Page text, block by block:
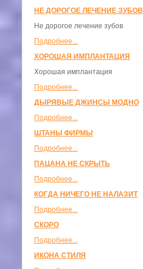
НЕ ДОРОГОЕ ЛЕЧЕНИЕ ЗУБОВ
Не дорогое лечение зубов
Подробнее...
ХОРОШАЯ ИМПЛАНТАЦИЯ
Хорошая имплантация
Подробнее...
ДЫРЯВЫЕ ДЖИНСЫ МОДНО
Подробнее...
ШТАНЫ ФИРМЫ
Подробнее...
ПАЦАНА НЕ СКРЫТЬ
Подробнее...
КОГДА НИЧЕГО НЕ НАЛАЗИТ
Подробнее...
СКОРО
Подробнее...
ИКОНА СТИЛЯ